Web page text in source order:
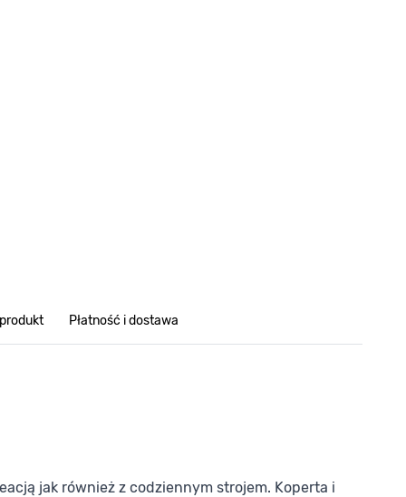
Płatność i dostawa
jak również z codziennym strojem. Koperta i